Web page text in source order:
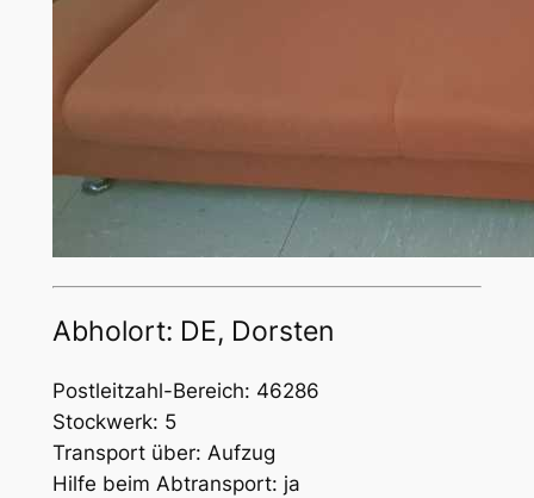
Abholort: DE, Dorsten
Postleitzahl-Bereich: 46286
Stockwerk: 5
Transport über: Aufzug
Hilfe beim Abtransport: ja